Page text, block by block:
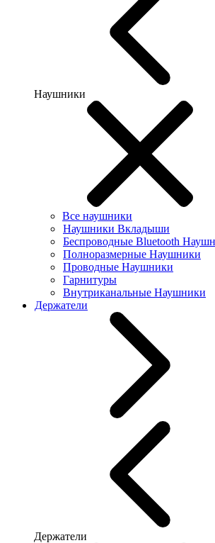
Наушники
Все наушники
Наушники Вкладыши
Беспроводные Bluetooth
Полноразмерные Наушники
Проводные Наушники
Гарнитуры
Внутриканальные Наушники
Держатели
Держатели